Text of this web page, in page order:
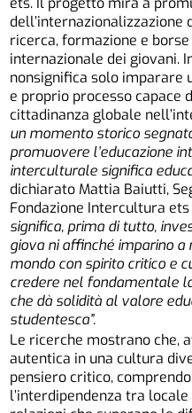
ricerca, formazione e
internazionale dei giovani.
nonsignifica solo imparare
e proprio processo capace
cittadinanza globale
un momento storico
promuovere l’educazione int
interculturale significa
dichiarato Mattia Baiutti,
Fondazione Intercultura ets
significa, prima di tutto,
giova ni affinché imparino a
mondo con spirito critico e
credere nel fondamentale
che dà solidità al valore
studentesca”.
Le ricerche mostrano che,
autentica in una cultura
pensiero critico,
l’interdipendenza tra